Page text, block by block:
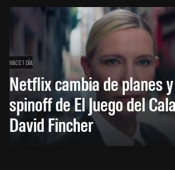
HACE 1 DÍA
Netflix cambia de planes
spinoff de El Juego del
David Fincher